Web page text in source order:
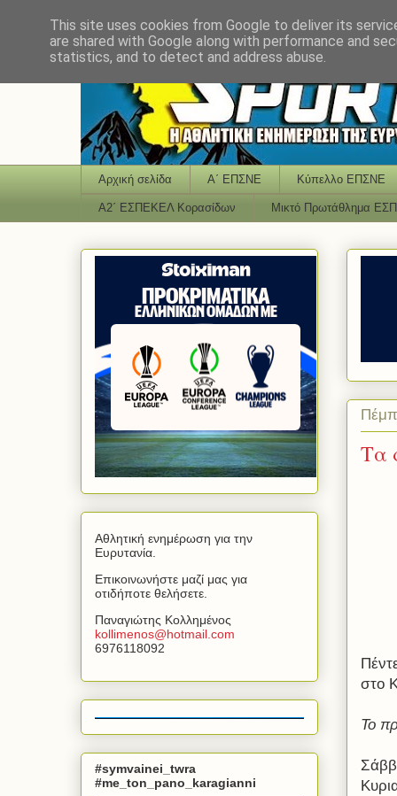
Αρχική σελίδα Α΄ ΕΠΣΝΕ Κύπελλο ΕΠΣΝΕ
Α2΄ ΕΣΠΕΚΕΛ Κορασίδων Μικτό Πρωτάθλημα
Τα
στο
Το
Αθλητική ενημέρωση για την
Ευρυτανία.
Επικοινωνήστε μαζί μας για
οτιδήποτε θελήσετε.
Παναγιώτης Κολλημένος
kollimenos@hotmail com
6976118092
#symvainei_twra
#me_ton_pano_karagianni
This site uses cookies from Google to deliver its
are shared with Google along with performance and
statistics, and to detect and address abuse.